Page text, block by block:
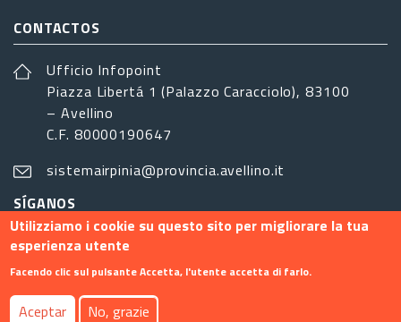
CONTACTOS
Ufficio Infopoint
Piazza Libertá 1 (Palazzo Caracciolo), 83100
– Avellino
C.F. 80000190647
sistemairpinia@provincia.avellino.it
SÍGANOS
Footer menu
Contacto Info
Utilizziamo i cookie su questo sito per migliorare la tua
esperienza utente
Facendo clic sul pulsante Accetta, l'utente accetta di farlo.
Aceptar No, grazie